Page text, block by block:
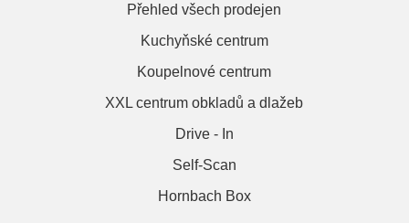
Přehled všech prodejen
Kuchyňské centrum
Koupelnové centrum
XXL centrum obkladů a dlažeb
Drive - In
Self-Scan
Hornbach Box